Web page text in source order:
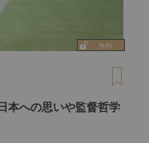
本への思いや監督哲学